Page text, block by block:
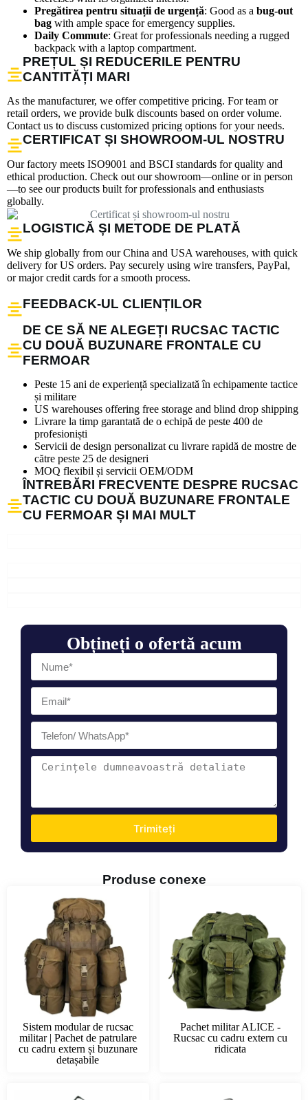
Obțineți o ofertă acum
Trimiteți
Pregătirea pentru situații de urgență: Good as a bug-out
bag with ample space for emergency supplies.
Daily Commute: Great for professionals needing a rugged
backpack with a laptop compartment.
PREȚUL ȘI REDUCERILE PENTRU
CANTITĂȚI MARI
As the manufacturer, we offer competitive pricing. For team or
retail orders, we provide bulk discounts based on order volume.
Contact us to discuss customized pricing options for your needs.
CERTIFICAT ȘI SHOWROOM-UL NOSTRU
Our factory meets ISO9001 and BSCI standards for quality and
ethical production. Check out our showroom—online or in person
—to see our products built for professionals and enthusiasts
globally.
LOGISTICĂ ȘI METODE DE PLATĂ
We ship globally from our China and USA warehouses, with quick
delivery for US orders. Pay securely using wire transfers, PayPal,
or major credit cards for a smooth process.
FEEDBACK-UL CLIENȚILOR
DE CE SĂ NE ALEGEȚI RUCSAC TACTIC
CU DOUĂ BUZUNARE FRONTALE CU
FERMOAR
Peste 15 ani de experiență specializată în echipamente tactice
și militare
US warehouses offering free storage and blind drop shipping
Livrare la timp garantată de o echipă de peste 400 de
profesioniști
Servicii de design personalizat cu livrare rapidă de mostre de
către peste 25 de designeri
MOQ flexibil și servicii OEM/ODM
ÎNTREBĂRI FRECVENTE DESPRE RUCSAC
TACTIC CU DOUĂ BUZUNARE FRONTALE
CU FERMOAR ȘI MAI MULT
Produse conexe
Sistem modular de rucsac
militar | Pachet de patrulare
cu cadru extern și buzunare
detașabile
Pachet militar ALICE -
Rucsac cu cadru extern cu
ridicata